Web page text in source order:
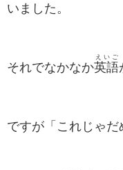
いました。
それでなかなか英語
えいご
ですが「これじゃだ